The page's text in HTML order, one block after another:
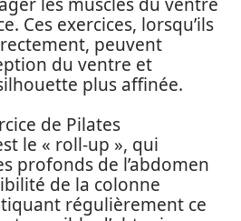
Ces exercices, lorsqu’ils
peuvent
du ventre et
plus affinée.
de Pilates
le « roll-up », qui
profonds de l’abdomen
de la colonne
régulièrement ce